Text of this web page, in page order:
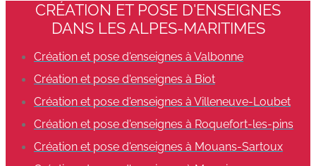
CRÉATION ET POSE D'ENSEIGNES
DANS LES ALPES-MARITIMES
Création et pose d'enseignes à Valbonne
Création et pose d'enseignes à Biot
Création et pose d'enseignes à Villeneuve-Loubet
Création et pose d'enseignes à Roquefort-les-pins
Création et pose d'enseignes à Mouans-Sartoux